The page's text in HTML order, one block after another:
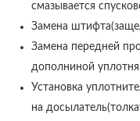
смазывается
Замена
Замена передней
дополниной
Установка
на